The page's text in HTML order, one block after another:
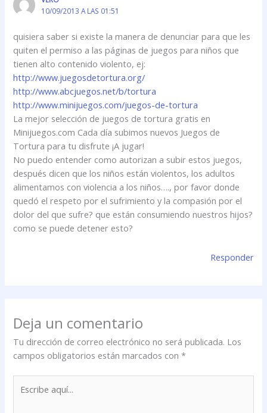
10/09/2013 A LAS 01:51
quisiera saber si existe la manera de denunciar para que les
quiten el permiso a las páginas de juegos para niños que
tienen alto contenido violento, ej:
http://www.juegosdetortura.org/‎
http://www.abcjuegos.net/b/tortura‎
http://www.minijuegos.com/juegos-de-tortura‎
La mejor selección de juegos de tortura gratis en
Minijuegos.com Cada día subimos nuevos Juegos de
Tortura para tu disfrute ¡A jugar!
No puedo entender como autorizan a subir estos juegos,
después dicen que los niños están violentos, los adultos
alimentamos con violencia a los niños…., por favor donde
quedó el respeto por el sufrimiento y la compasión por el
dolor del que sufre? que están consumiendo nuestros hijos?
como se puede detener esto?
Responder
Deja un comentario
Tu dirección de correo electrónico no será publicada. Los
campos obligatorios están marcados con*
aquí...